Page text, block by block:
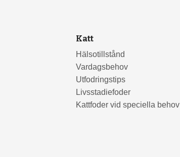
Katt
Hälsotillstånd
Vardagsbehov
Utfodringstips
Livsstadiefoder
Kattfoder vid speciella behov